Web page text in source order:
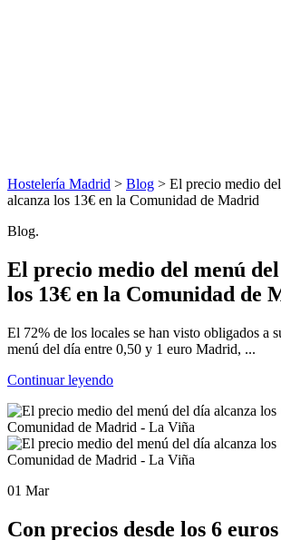
Hostelería Madrid > Blog > El precio medio
alcanza los 13€ en la Comunidad de Madrid
Blog.
El precio medio del menú
los 13€ en la Comunidad de
El 72% de los locales se han visto obligados a
menú del día entre 0,50 y 1 euro Madrid, ...
Continuar leyendo
01 Mar
Con precios desde los 6